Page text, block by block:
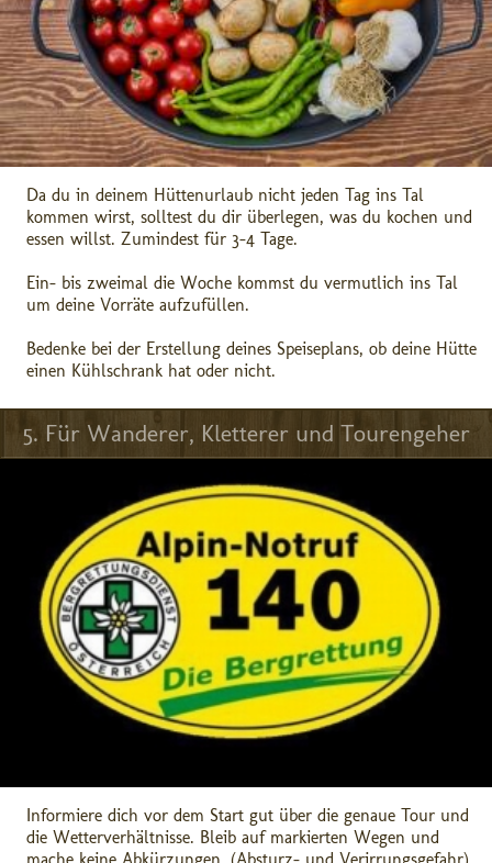
Da du in deinem Hüttenurlaub nicht jeden Tag ins Tal
kommen wirst, solltest du dir überlegen, was du kochen und
essen willst. Zumindest für 3-4 Tage.
Ein- bis zweimal die Woche kommst du vermutlich ins Tal
um deine Vorräte aufzufüllen.
Bedenke bei der Erstellung deines Speiseplans, ob deine Hütte
einen Kühlschrank hat oder nicht.
5. Für Wanderer, Kletterer und Tourengeher
Informiere dich vor dem Start gut über die genaue Tour und
die Wetterverhältnisse. Bleib auf markierten Wegen und
mache keine Abkürzungen. (Absturz- und Verirrungsgefahr)